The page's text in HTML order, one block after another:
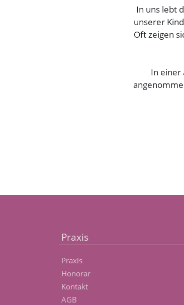
In uns lebt
unserer
Oft zeigen
In einer
Praxis
Praxis
Honorar
Kontakt
AGB